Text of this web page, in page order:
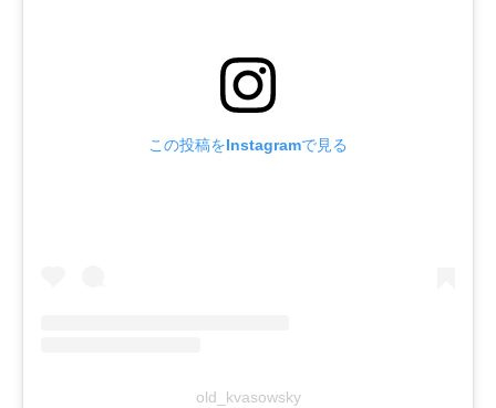
この投稿をInstagramで見る
old_kvasowsky